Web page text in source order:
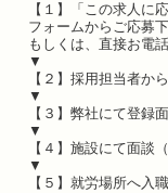
【１】「この求人に
フォームからご応募下
もしくは、直接お電
▼
【２】採用担当者か
▼
【３】弊社にて登録面
▼
【４】施設にて面談
▼
【５】就労場所へ入職